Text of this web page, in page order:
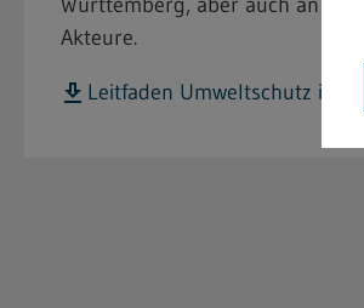
Akteure.
Leitfaden Umweltschutz in